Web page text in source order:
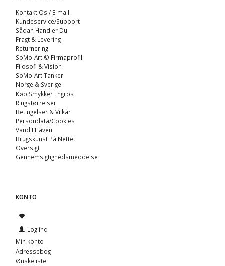
Kontakt Os / E-mail
Kundeservice/Support
Sådan Handler Du
Fragt & Levering
Returnering
SoMo-Art © Firmaprofil
Filosofi & Vision
SoMo-Art Tanker
Norge & Sverige
Køb Smykker Engros
Ringstørrelser
Betingelser & Vilkår
Persondata/Cookies
Vand I Haven
Brugskunst På Nettet
Oversigt
Gennemsigtighedsmeddelse
KONTO
Log ind
Min konto
Adressebog
Ønskeliste